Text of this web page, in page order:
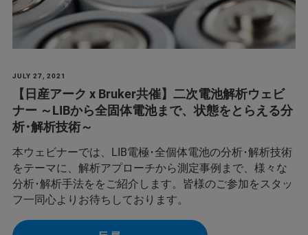
JULY 27, 2021
【日産アーク x Bruker共催】二次電池解析ウェビ
ナー ～LIBから全固体電池まで、状態をとらえる分
析･解析技術～
本ウェビナーでは、LIB電極･全個体電池の分析･解析技術
をテーマに、解析アプローチから測定事例まで、様々な
分析･解析手法ををご紹介します。皆様のご参加をスタッ
フ一同心よりお待ちしております。